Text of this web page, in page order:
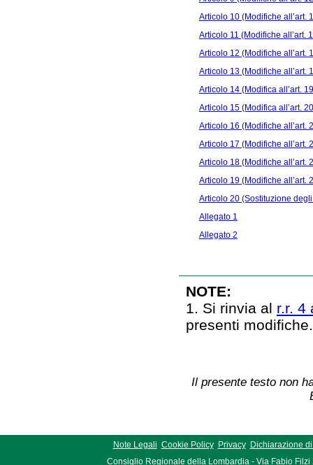
Articolo 10 (Modifiche all’art.
Articolo 11 (Modifiche all’art.
Articolo 12 (Modifiche all’art.
Articolo 13 (Modifiche all’art.
Articolo 14 (Modifica all’art.
Articolo 15 (Modifica all’art.
Articolo 16 (Modifiche all’art.
Articolo 17 (Modifiche all’art.
Articolo 18 (Modifiche all’art.
Articolo 19 (Modifiche all’art.
Articolo 20 (Sostituzione
Allegato 1
Allegato 2
NOTE:
1. Si rinvia al r.r. 4
presenti
Il presente testo non
Note Legali Cookie Policy Privacy
Dichiarazione
Consiglio Regionale della Lombardia - Via Fabio Filzi